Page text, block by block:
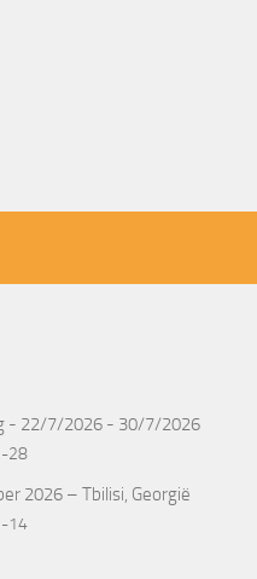
- 22/7/2026 - 30/7/2026
28
2026 – Tbilisi, Georgië
14